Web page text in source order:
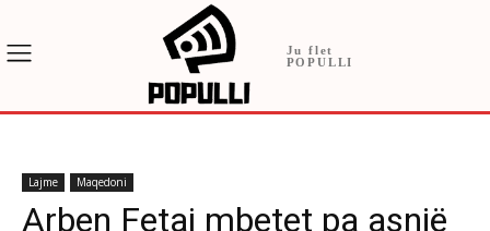
Ju flet
POPULLI
Lajme Maqedoni
Arben Fetai mbetet pa asnjë